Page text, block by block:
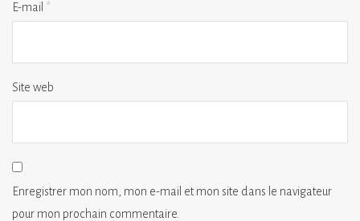
E-mail *
Site web
Enregistrer mon nom, mon e-mail et mon site dans le navigateur
pour mon prochain commentaire.